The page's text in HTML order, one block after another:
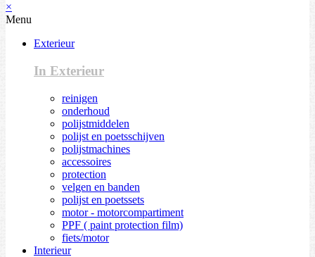
×
Menu
Exterieur
In Exterieur
reinigen
onderhoud
polijstmiddelen
polijst en poetsschijven
polijstmachines
accessoires
protection
velgen en banden
polijst en poetssets
motor - motorcompartiment
PPF ( paint protection film)
fiets/motor
Interieur